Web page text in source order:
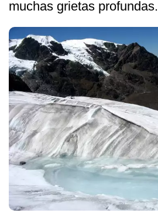
muchas grietas profundas.